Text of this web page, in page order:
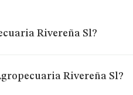
Rivereña Sl?
Rivereña Sl?